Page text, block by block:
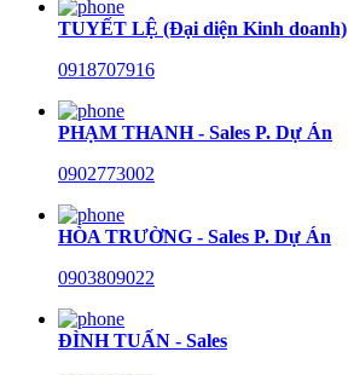
TUYẾT LỆ (Đại diện Kinh doanh)
0918707916
PHẠM THANH - Sales P. Dự Án
0902773002
HÒA TRƯỜNG - Sales P. Dự Án
0903809022
ĐÌNH TUẤN - Sales